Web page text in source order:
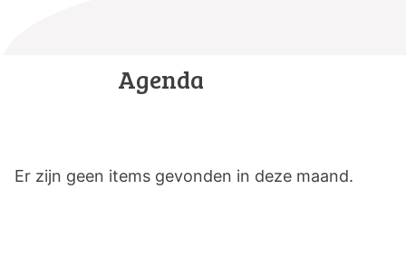
Agenda
Er zijn geen items gevonden in deze maand.